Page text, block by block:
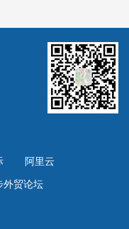
阿里云
外贸论坛